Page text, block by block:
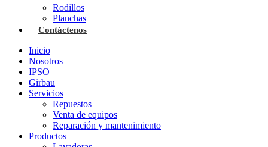
Rodillos
Planchas
Contáctenos
Inicio
Nosotros
IPSO
Girbau
Servicios
Repuestos
Venta de equipos
Reparación y mantenimiento
Productos